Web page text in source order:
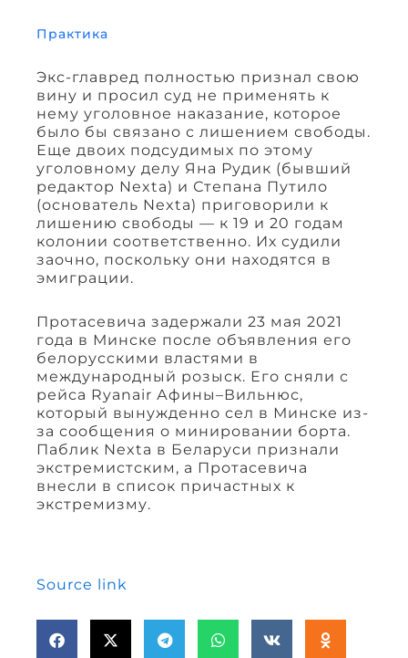
Практика
Экс-главред полностью признал свою
вину и просил суд не применять к
нему уголовное наказание, которое
было бы связано с лишением свободы.
Еще двоих подсудимых по этому
уголовному делу Яна Рудик (бывший
редактор Nexta) и Степана Путило
(основатель Nexta) приговорили к
лишению свободы — к 19 и 20 годам
колонии соответственно. Их судили
заочно, поскольку они находятся в
эмиграции.
Протасевича задержали 23 мая 2021
года в Минске после объявления его
белорусскими властями в
международный розыск. Его сняли с
рейса Ryanair Афины–Вильнюс,
который вынужденно сел в Минске из-
за сообщения о минировании борта.
Паблик Nexta в Беларуси признали
экстремистским, а Протасевича
внесли в список причастных к
экстремизму.
Source link